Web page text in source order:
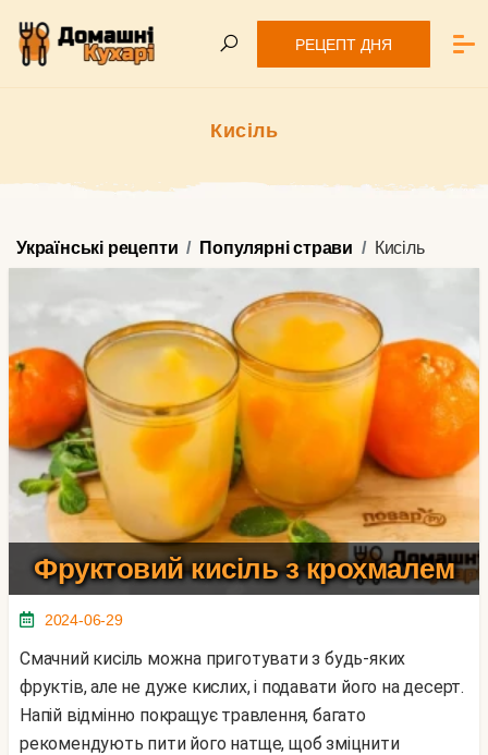
РЕЦЕПТ ДНЯ
Кисіль
Українські рецепти Популярні страви Кисіль
Фруктовий кисіль з крохмалем
2024-06-29
Смачний кисіль можна приготувати з будь-яких
фруктів, але не дуже кислих, і подавати його на десерт.
Напій відмінно покращує травлення, багато
рекомендують пити його натще, щоб зміцнити